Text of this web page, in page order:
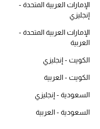
أحذية النسائية
أحذية للأطفال
أبرز المصممين
الإمارات العربية المتحدة -
إنجليزي
الإمارات العربية المتحدة -
العربية
الكويت - إنجليزي
الكويت - العربية
السعودية - إنجليزي
السعودية - العربية